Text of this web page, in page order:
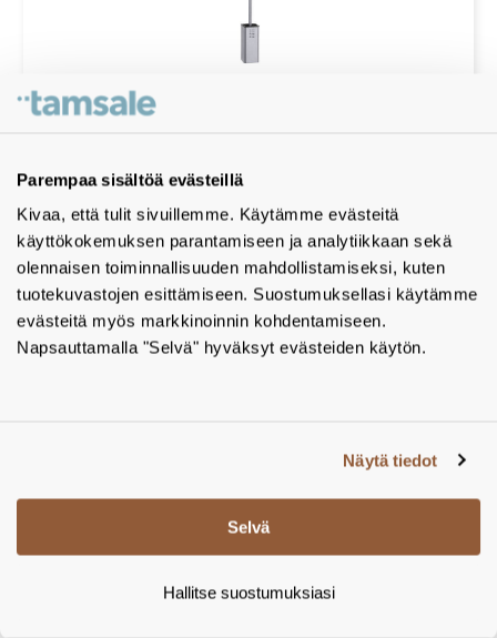
Parempaa sisältöä evästeillä
Kivaa, että tulit sivuillemme. Käytämme evästeitä
käyttökokemuksen parantamiseen ja analytiikkaan sekä
olennaisen toiminnallisuuden mahdollistamiseksi, kuten
tuotekuvastojen esittämiseen. Suostumuksellasi käytämme
evästeitä myös markkinoinnin kohdentamiseen.
Napsauttamalla "Selvä" hyväksyt evästeiden käytön.
Näytä tiedot
Selvä
Hallitse suostumuksiasi
WC-harjateline, harjattu rst
Valmistaja:
Tuotekoodi:
LISÄÄ PROJEKTIIN